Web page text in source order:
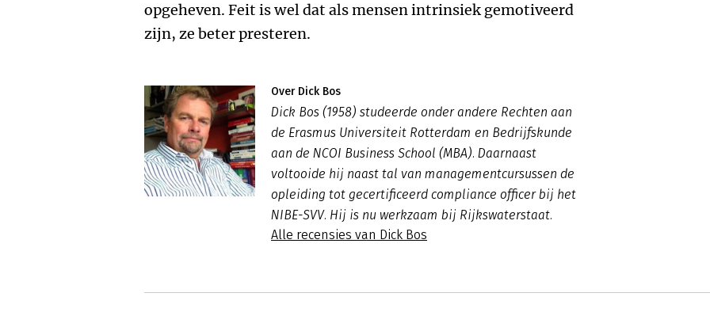
opgeheven. Feit is wel dat als mensen intrinsiek gemotiveerd
zijn, ze beter presteren.
Over Dick Bos
Dick Bos (1958) studeerde onder andere Rechten aan
de Erasmus Universiteit Rotterdam en Bedrijfskunde
aan de NCOI Business School (MBA). Daarnaast
voltooide hij naast tal van managementcursussen de
opleiding tot gecertificeerd compliance officer bij het
NIBE-SVV. Hij is nu werkzaam bij Rijkswaterstaat.
Alle recensies van Dick Bos